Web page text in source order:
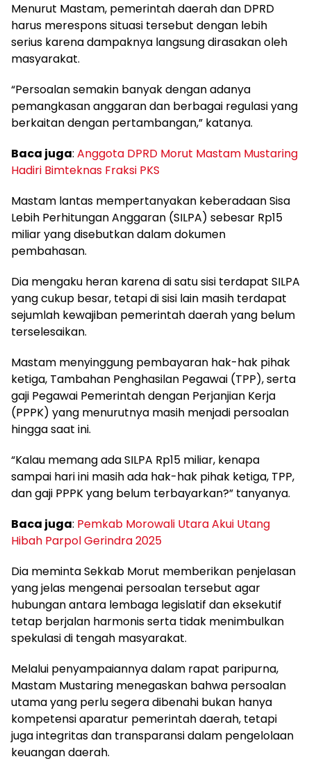
Menurut Mastam, pemerintah daerah dan DPRD
harus merespons situasi tersebut dengan lebih
serius karena dampaknya langsung dirasakan oleh
masyarakat.
“Persoalan semakin banyak dengan adanya
pemangkasan anggaran dan berbagai regulasi yang
berkaitan dengan pertambangan,” katanya.
Baca juga: Anggota DPRD Morut Mastam Mustaring
Hadiri Bimteknas Fraksi PKS
Mastam lantas mempertanyakan keberadaan Sisa
Lebih Perhitungan Anggaran (SILPA) sebesar Rp15
miliar yang disebutkan dalam dokumen
pembahasan.
Dia mengaku heran karena di satu sisi terdapat SILPA
yang cukup besar, tetapi di sisi lain masih terdapat
sejumlah kewajiban pemerintah daerah yang belum
terselesaikan.
Mastam menyinggung pembayaran hak-hak pihak
ketiga, Tambahan Penghasilan Pegawai (TPP), serta
gaji Pegawai Pemerintah dengan Perjanjian Kerja
(PPPK) yang menurutnya masih menjadi persoalan
hingga saat ini.
“Kalau memang ada SILPA Rp15 miliar, kenapa
sampai hari ini masih ada hak-hak pihak ketiga, TPP,
dan gaji PPPK yang belum terbayarkan?” tanyanya.
Baca juga: Pemkab Morowali Utara Akui Utang
Hibah Parpol Gerindra 2025
Dia meminta Sekkab Morut memberikan penjelasan
yang jelas mengenai persoalan tersebut agar
hubungan antara lembaga legislatif dan eksekutif
tetap berjalan harmonis serta tidak menimbulkan
spekulasi di tengah masyarakat.
Melalui penyampaiannya dalam rapat paripurna,
Mastam Mustaring menegaskan bahwa persoalan
utama yang perlu segera dibenahi bukan hanya
kompetensi aparatur pemerintah daerah, tetapi
juga integritas dan transparansi dalam pengelolaan
keuangan daerah.